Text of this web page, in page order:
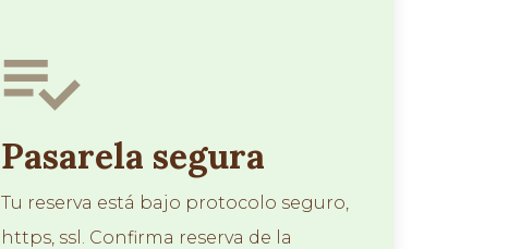
Pasarela segura
Tu reserva está bajo protocolo seguro,
https, ssl. Confirma reserva de la